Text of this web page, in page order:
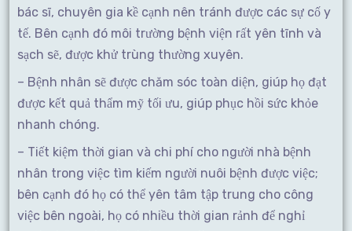
bác sĩ, chuyên gia kề cạnh nên tránh được các sự cố y
tế. Bên cạnh đó môi trường bệnh viện rất yên tĩnh và
sạch sẽ, được khử trùng thường xuyên.
– Bệnh nhân sẽ được chăm sóc toàn diện, giúp họ đạt
được kết quả thẩm mỹ tối ưu, giúp phục hồi sức khỏe
nhanh chóng.
– Tiết kiệm thời gian và chi phí cho người nhà bệnh
nhân trong việc tìm kiếm người nuôi bệnh được việc;
bên cạnh đó họ có thể yên tâm tập trung cho công
việc bên ngoài, họ có nhiều thời gian rảnh để nghỉ